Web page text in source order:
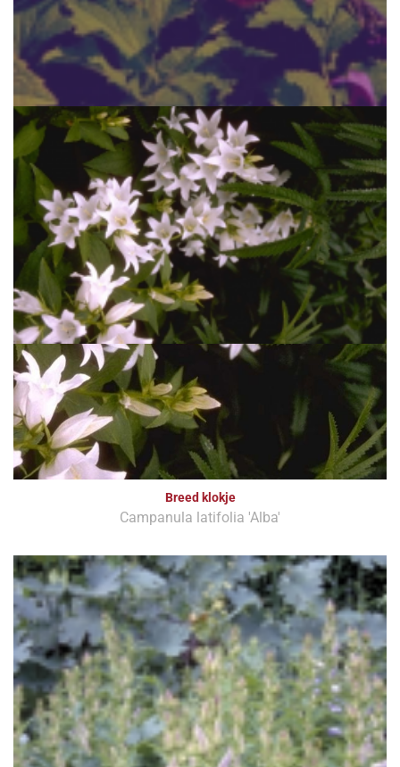
Breed klokje
Campanula latifolia var. macrantha
Breed klokje
Campanula latifolia 'Alba'